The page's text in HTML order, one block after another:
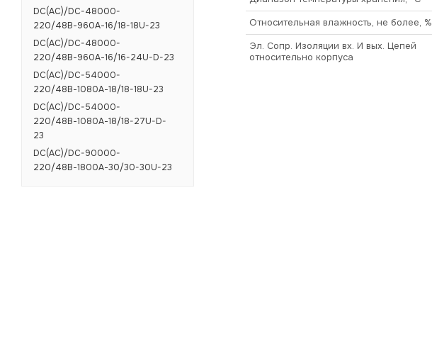
Относительная влажность, не более, %
Эл. Сопр. Изоляции вх. И вых. Цепей
относительно корпуса
DC(AC)/DC-48000-
220/48В-960А-16/18-18U-23
DC(AC)/DC-48000-
220/48В-960А-16/16-24U-D-23
DC(AC)/DC-54000-
220/48В-1080А-18/18-18U-23
DC(AC)/DC-54000-
220/48В-1080А-18/18-27U-D-
23
DC(AC)/DC-90000-
220/48В-1800А-30/30-30U-23